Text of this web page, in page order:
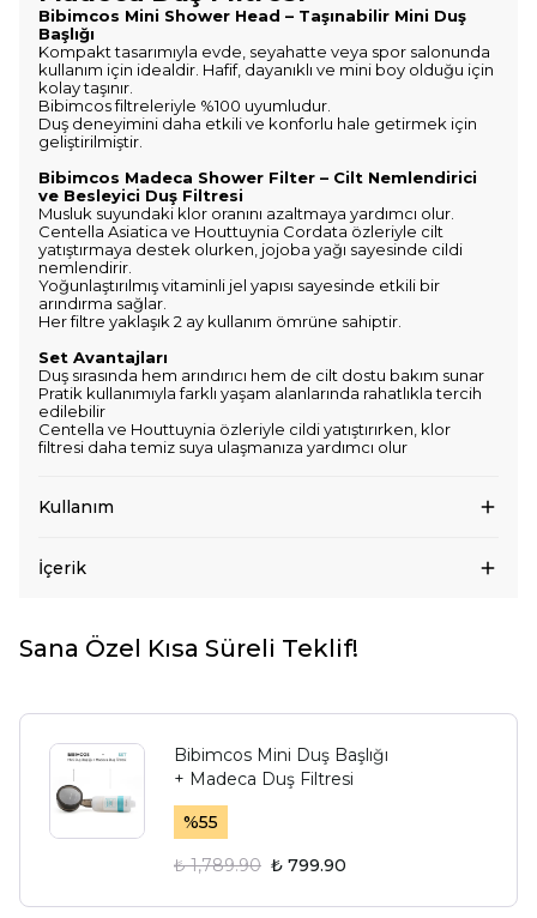
Bibimcos Mini Shower Head – Taşınabilir Mini Duş
Başlığı
Kompakt tasarımıyla evde, seyahatte veya spor salonunda
kullanım için idealdir. Hafif, dayanıklı ve mini boy olduğu için
kolay taşınır.
Bibimcos filtreleriyle %100 uyumludur.
Duş deneyimini daha etkili ve konforlu hale getirmek için
geliştirilmiştir.
Bibimcos Madeca Shower Filter – Cilt Nemlendirici
ve Besleyici Duş Filtresi
Musluk suyundaki klor oranını azaltmaya yardımcı olur.
Centella Asiatica ve Houttuynia Cordata özleriyle cilt
yatıştırmaya destek olurken, jojoba yağı sayesinde cildi
nemlendirir.
Yoğunlaştırılmış vitaminli jel yapısı sayesinde etkili bir
arındırma sağlar.
Her filtre yaklaşık 2 ay kullanım ömrüne sahiptir.
Set Avantajları
Duş sırasında hem arındırıcı hem de cilt dostu bakım sunar
Pratik kullanımıyla farklı yaşam alanlarında rahatlıkla tercih
edilebilir
Centella ve Houttuynia özleriyle cildi yatıştırırken, klor
filtresi daha temiz suya ulaşmanıza yardımcı olur
Kullanım
İçerik
Sana Özel Kısa Süreli Teklif!
Bibimcos Mini Duş Başlığı
+ Madeca Duş Filtresi
%55
₺ 1,789.90 ₺ 799.90